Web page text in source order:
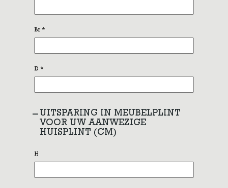
Br *
D *
UITSPARING IN MEUBELPLINT
VOOR UW AANWEZIGE
HUISPLINT (CM)
H